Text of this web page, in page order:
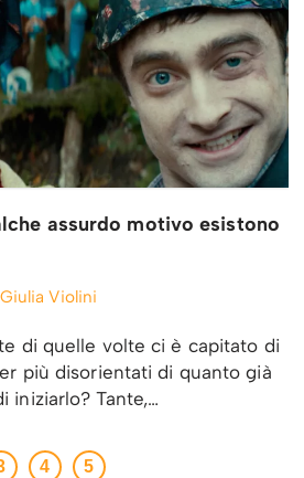
assurdo motivo esistono
Giulia Violini
di quelle volte ci è capitato di
più disorientati di quanto già
iniziarlo? Tante,…
4 5